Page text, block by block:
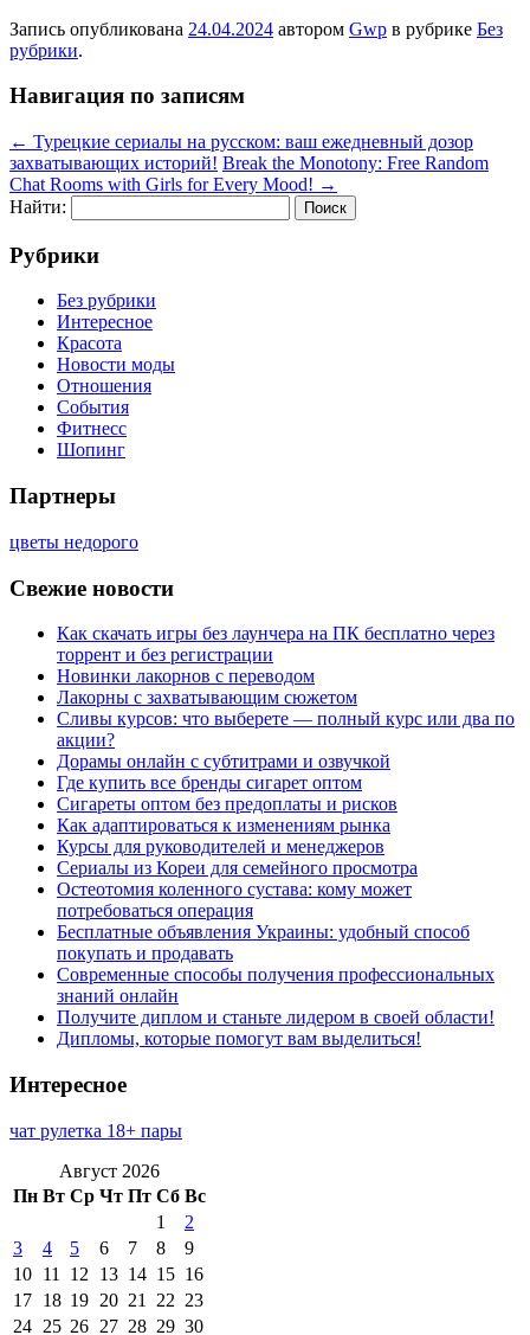
Запись опубликована 24.04.2024 автором Gwp в рубрике Без
рубрики.
Навигация по записям
← Турецкие сериалы на русском: ваш ежедневный дозор
захватывающих историй! Break the Monotony: Free Random
Chat Rooms with Girls for Every Mood! →
Найти:
Рубрики
Без рубрики
Интересное
Красота
Новости моды
Отношения
События
Фитнесс
Шопинг
Партнеры
цветы недорого
Свежие новости
Как скачать игры без лаунчера на ПК бесплатно через
торрент и без регистрации
Новинки лакорнов с переводом
Лакорны с захватывающим сюжетом
Сливы курсов: что выберете — полный курс или два по
акции?
Дорамы онлайн с субтитрами и озвучкой
Где купить все бренды сигарет оптом
Сигареты оптом без предоплаты и рисков
Как адаптироваться к изменениям рынка
Курсы для руководителей и менеджеров
Сериалы из Кореи для семейного просмотра
Остеотомия коленного сустава: кому может
потребоваться операция
Бесплатные объявления Украины: удобный способ
покупать и продавать
Современные способы получения профессиональных
знаний онлайн
Получите диплом и станьте лидером в своей области!
Дипломы, которые помогут вам выделиться!
Интересное
чат рулетка 18+ пары
Август 2026
Пн Вт Ср Чт Пт Сб Вс
1
2
3
4 5 6 7 8
9
10 11 12 13 14 15 16
17 18 19 20 21 22 23
24 25 26 27 28 29 30